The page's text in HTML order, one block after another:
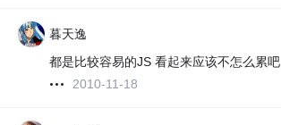
暮天逸
都是比较容易的JS 看起来应该不怎么累吧
2010-11-18